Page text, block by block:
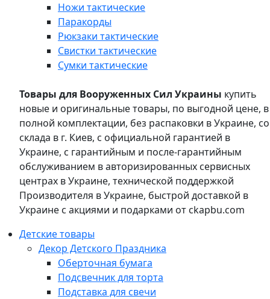
Ножи тактические
Паракорды
Рюкзаки тактические
Свистки тактические
Сумки тактические
Товары для Вооруженных Сил Украины купить
новые и оригинальные товары, по выгодной цене, в
полной комплектации, без распаковки в Украине, со
склада в г. Киев, с официальной гарантией в
Украине, с гарантийным и после-гарантийным
обслуживанием в авторизированных сервисных
центрах в Украине, технической поддержкой
Производителя в Украине, быстрой доставкой в
Украине с акциями и подарками от ckapbu.com
Детские товары
Декор Детского Праздника
Оберточная бумага
Подсвечник для торта
Подставка для свечи